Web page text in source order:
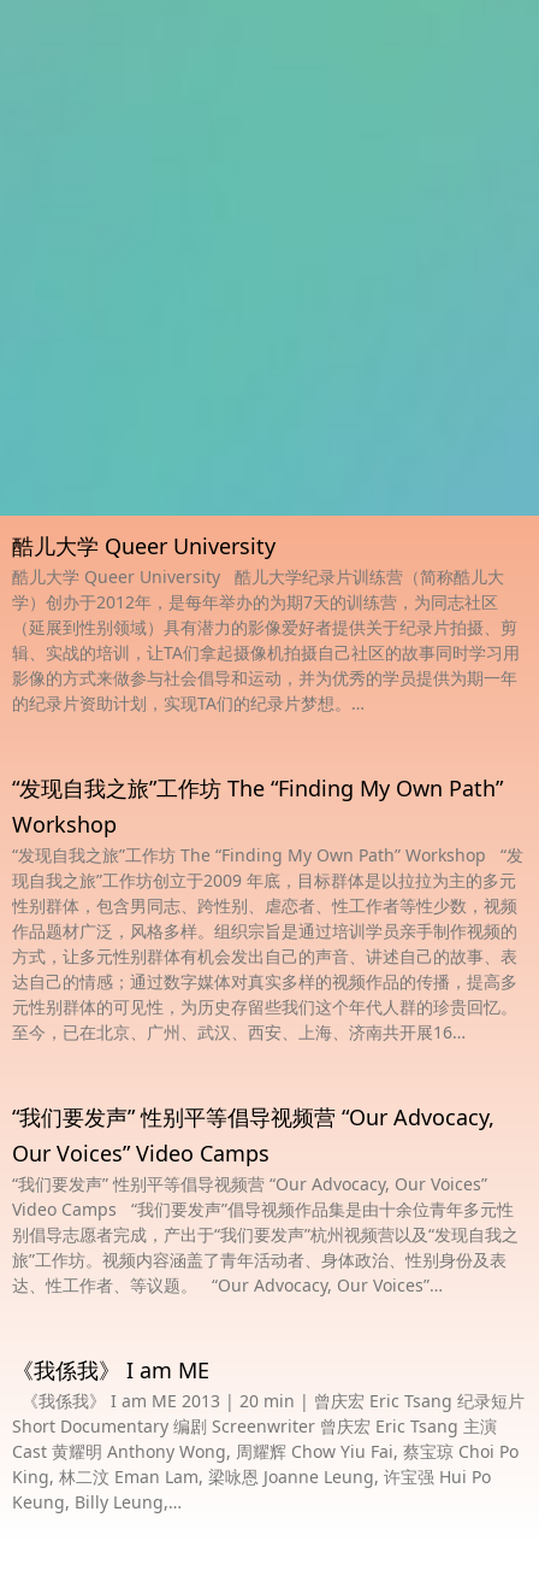
酷儿大学 Queer University
酷儿大学 Queer University 酷儿大学纪录片训练营（简称酷儿大
学）创办于2012年，是每年举办的为期7天的训练营，为同志社区
（延展到性别领域）具有潜力的影像爱好者提供关于纪录片拍摄、剪
辑、实战的培训，让TA们拿起摄像机拍摄自己社区的故事同时学习用
影像的方式来做参与社会倡导和运动，并为优秀的学员提供为期一年
的纪录片资助计划，实现TA们的纪录片梦想。…
“发现自我之旅”工作坊 The “Finding My Own Path”
Workshop
“发现自我之旅”工作坊 The “Finding My Own Path” Workshop “发
现自我之旅”工作坊创立于2009 年底，目标群体是以拉拉为主的多元
性别群体，包含男同志、跨性别、虐恋者、性工作者等性少数，视频
作品题材广泛，风格多样。组织宗旨是通过培训学员亲手制作视频的
方式，让多元性别群体有机会发出自己的声音、讲述自己的故事、表
达自己的情感；通过数字媒体对真实多样的视频作品的传播，提高多
元性别群体的可见性，为历史存留些我们这个年代人群的珍贵回忆。
至今，已在北京、广州、武汉、西安、上海、济南共开展16…
“我们要发声” 性别平等倡导视频营 “Our Advocacy,
Our Voices” Video Camps
“我们要发声” 性别平等倡导视频营 “Our Advocacy, Our Voices”
Video Camps “我们要发声”倡导视频作品集是由十余位青年多元性
别倡导志愿者完成，产出于“我们要发声”杭州视频营以及“发现自我之
旅”工作坊。视频内容涵盖了青年活动者、身体政治、性别身份及表
达、性工作者、等议题。 “Our Advocacy, Our Voices”…
《我係我》 I am ME
《我係我》 I am ME 2013 | 20 min | 曾庆宏 Eric Tsang 纪录短片
Short Documentary 编剧 Screenwriter 曾庆宏 Eric Tsang 主演
Cast 黄耀明 Anthony Wong, 周耀辉 Chow Yiu Fai, 蔡宝琼 Choi Po
King, 林二汶 Eman Lam, 梁咏恩 Joanne Leung, 许宝强 Hui Po
Keung, Billy Leung,…